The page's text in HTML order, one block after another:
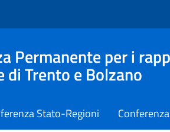
Permanente per i
di Trento e Bolzano
Stato-Regioni